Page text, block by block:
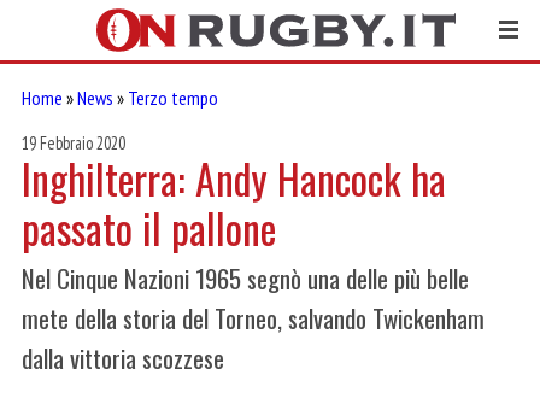
Home »News » Terzo tempo
19 Febbraio 2020
Inghilterra: Andy Hancock ha
passato il pallone
Nel Cinque Nazioni 1965 segnò una delle più belle
mete della storia del Torneo, salvando Twickenham
dalla vittoria scozzese